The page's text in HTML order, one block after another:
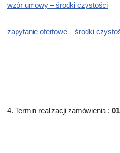
wzór umowy – środki czystości
zapytanie ofertowe – środki
4. Termin realizacji zamówienia :